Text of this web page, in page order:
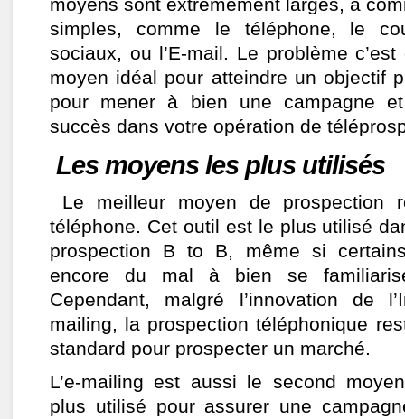
moyens sont extrêmement larges, à
simples, comme le téléphone, le
sociaux, ou l’E-mail. Le problème
moyen idéal pour atteindre un objectif
pour mener à bien une campagne
succès dans votre opération de
Les moyens les plus utilisés
Le meilleur moyen de prospection
téléphone. Cet outil est le plus utilisé
prospection B to B, même si
encore du mal à bien se
Cependant, malgré l’innovation de
mailing, la prospection téléphonique
standard pour prospecter un marché.
L’e-mailing est aussi le second
plus utilisé pour assurer une